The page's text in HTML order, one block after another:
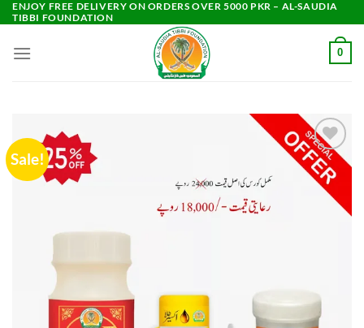
Skip
to
content
ENJOY FREE DELIVERY ON ORDERS OVER 5000 PKR – AL-SAUDIA
TIBBI FOUNDATION
0
Sale!